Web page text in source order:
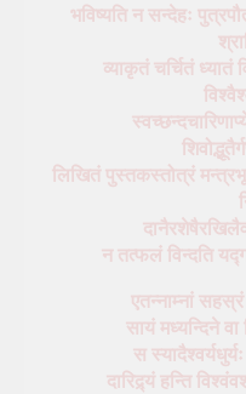
भविष्यति न सन्देहः
व्याकृतं चर्चितं ध्यातं
लिखितं पुस्तकस्तोत्रं
न तत्फलं विन्दति
एतन्नाम्नां
सायं मध्यन्दिने
स
दारिद्र्यं हन्ति